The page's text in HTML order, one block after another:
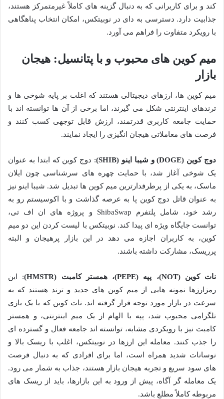
کند و برای کاربرانی که به دنبال گزینه های کاملاً غیرمتمرکز هستند،
جذابیت دارد. دسترسی به دای در نوبیتکس، امکان انتخاب پناهگاهی
با رویکرد متفاوت را فراهم می آورد.
میم کوین های محبوب و با پتانسیل: هیجان
بازار
میم کوین ها، ارزهای دیجیتالی هستند که اغلب بر پایه شوخی ها و
ترندهای اینترنتی شکل می گیرند، اما برخی از آن ها توانسته اند با
حمایت جامعه کاربری قدرتمند، ارزش قابل توجهی کسب کنند و
فرصت های معاملاتی هیجان انگیزی را ایجاد نمایند.
دوج کوین (DOGE) و شیبا اینو (SHIB)
: دوج کوین که ابتدا به عنوان
یک شوخی آغاز شد، با حمایت چهره های سرشناسی چون ایلان
ماسک، به یکی از پرطرفدارترین میم کوین ها تبدیل شد. شیبا اینو نیز
به عنوان قاتل دوج کوین پا به عرصه گذاشت و با اکوسیستم رو به
رشد خود، شامل پلتفرم ShibaSwap و پروژه های ان اف تی،
توانست جایگاه ویژه ای پیدا کند. نوبیتکس با لیست کردن این دو میم
کوین، به کاربران اجازه می دهد در این بازار پرهیجان و البته
پرریسک، مشارکت داشته باشند.
نات کوین (NOT)، پپه (PEPE)، همستر کامبت (HMSTR)
: این
رمزارزها نمونه هایی از میم کوین های جدید و ترند هستند که به
سرعت در بازار مورد توجه قرار گرفته اند. نات کوین که با یک بازی
تلگرامی محبوب شد، پپه با الهام از یک میم اینترنتی، و همستر
کامبت نیز با رویکردی مشابه، توانسته اند جامعه فعال و گسترده ای
را جذب کنند. معامله این ارزها در نوبیتکس، اغلب با ریسک بالا و
نوسانات شدید همراه است، اما برای افرادی که به دنبال فرصت
های سود سریع و تجربه هیجان بازار هستند، جذاب به شمار می رود.
یک معامله گر آگاه، پیش از ورود به این بازارها، باید از ریسک های
مربوطه کاملاً مطلع باشد.